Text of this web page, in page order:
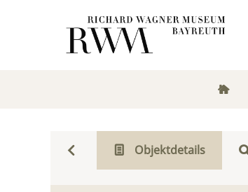
Objektdetails